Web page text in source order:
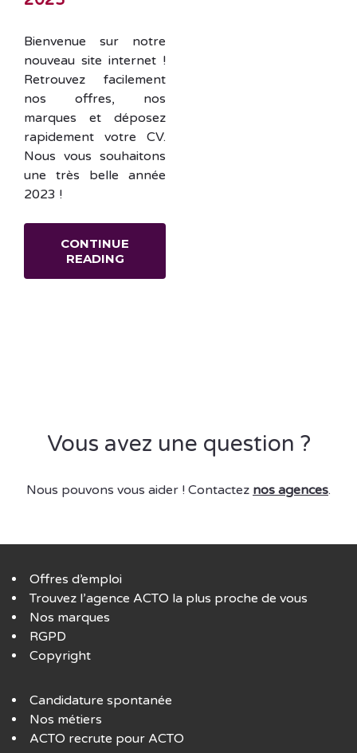
Bienvenue sur notre
nouveau site internet !
Retrouvez facilement
nos offres, nos
marques et déposez
rapidement votre CV.
Nous vous souhaitons
une très belle année
2023 !
CONTINUE
READING
Vous avez une question ?
Nous pouvons vous aider ! Contactez nos agences.
Offres d’emploi
Trouvez l’agence ACTO la plus proche de vous
Nos marques
RGPD
Copyright
Candidature spontanée
Nos métiers
ACTO recrute pour ACTO